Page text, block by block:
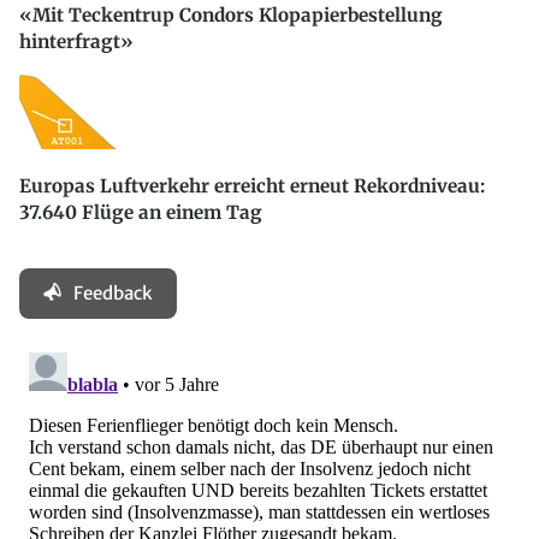
«Mit Teckentrup Condors Klopapierbestellung
hinterfragt»
Europas Luftverkehr erreicht erneut Rekordniveau:
37.640 Flüge an einem Tag
Feedback